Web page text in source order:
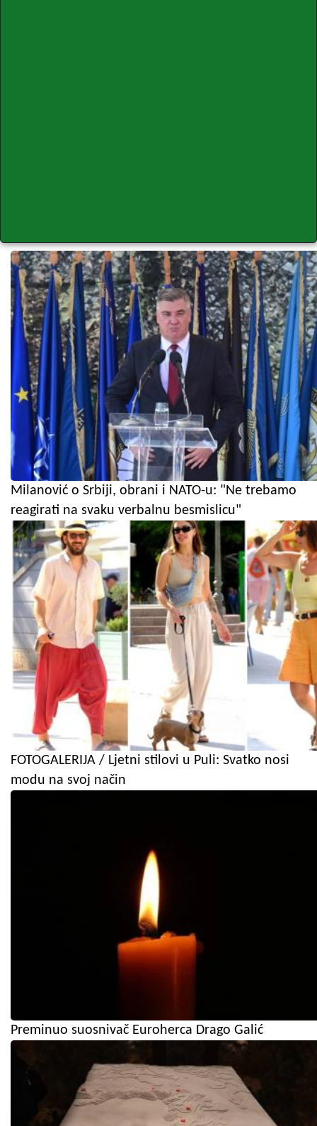
Milanović o Srbiji, obrani i NATO-u: "Ne trebamo
reagirati na svaku verbalnu besmislicu"
FOTOGALERIJA / Ljetni stilovi u Puli: Svatko nosi
modu na svoj način
Preminuo suosnivač Euroherca Drago Galić